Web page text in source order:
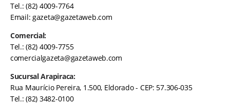
Tel.: (82) 4009-7764
Email:gazeta@gazetaweb.com
Comercial:
Tel.: (82) 4009-7755
comercialgazeta@gazetaweb.com
Sucursal Arapiraca:
Rua Maurício Pereira, 1.500, Eldorado - CEP: 57.306-035
Tel.: (82) 3482-0100